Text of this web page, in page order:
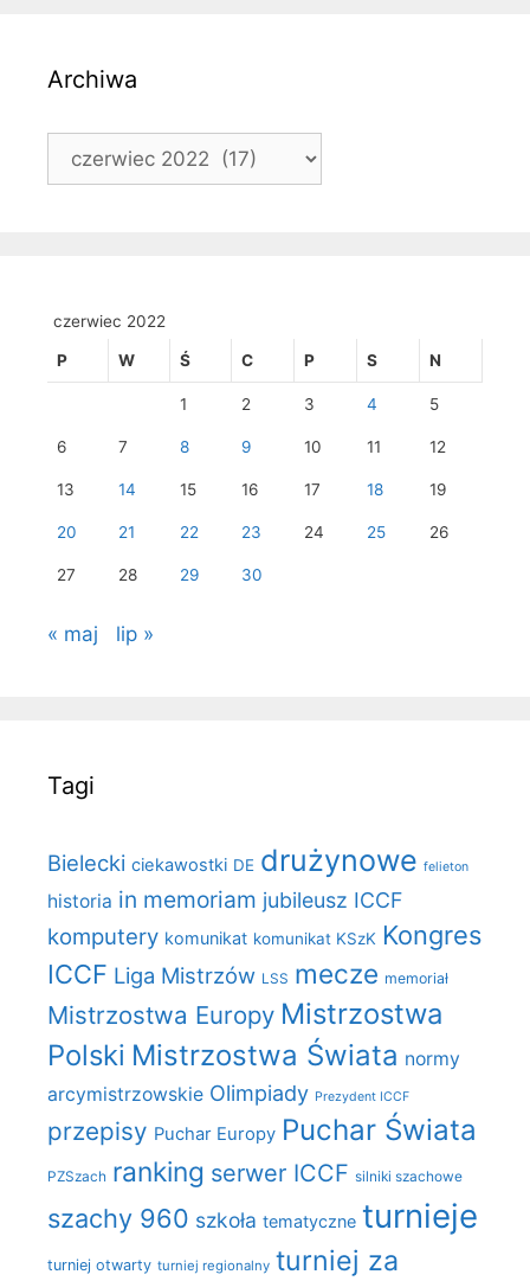
Archiwa
czerwiec 2022
P W Ś C P S N
1 2 3 4 5
6 7 8 9 10 11 12
13 14 15 16 17 18 19
20 21 22 23 24 25 26
27 28 29 30
« maj lip »
Tagi
Bielecki ciekawostki DE drużynowe felieton
historia in memoriam jubileusz ICCF
komputery komunikat komunikat KSzK Kongres
ICCF Liga Mistrzów LSS mecze memoriał
Mistrzostwa Europy Mistrzostwa
Polski Mistrzostwa Świata normy
arcymistrzowskie Olimpiady Prezydent ICCF
przepisy Puchar Europy Puchar Świata
PZSzach ranking serwer ICCF silniki szachowe
szachy 960 szkoła tematyczne turnieje
turniej otwarty turniej regionalny turniej za